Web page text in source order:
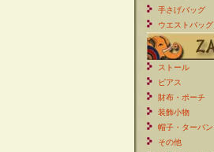
手さげバッグ
ウエストバッグ
ストール
ピアス
財布・ポーチ
装飾小物
帽子・ターバン
その他